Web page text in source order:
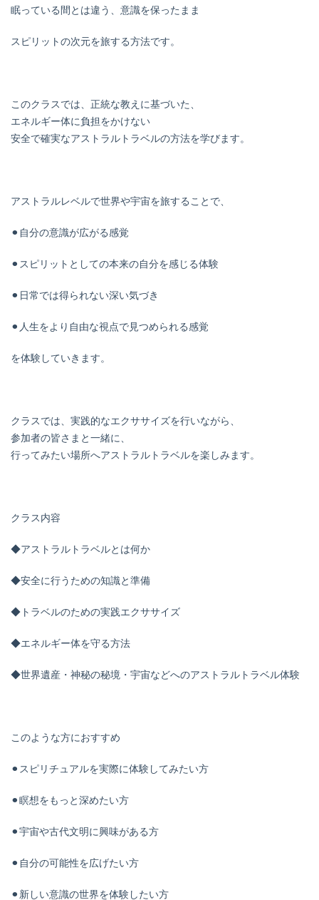
眠っている間とは違う、意識を保ったまま
スピリットの次元を旅する方法です。
このクラスでは、正統な教えに基づいた、
エネルギー体に負担をかけない
安全で確実なアストラルトラベルの方法を学びます。
アストラルレベルで世界や宇宙を旅することで、
⚫︎自分の意識が広がる感覚
⚫︎スピリットとしての本来の自分を感じる体験
⚫︎日常では得られない深い気づき
⚫︎人生をより自由な視点で見つめられる感覚
を体験していきます。
クラスでは、実践的なエクササイズを行いながら、
参加者の皆さまと一緒に、
行ってみたい場所へアストラルトラベルを楽しみます。
クラス内容
◆アストラルトラベルとは何か
◆安全に行うための知識と準備
◆トラベルのための実践エクササイズ
◆エネルギー体を守る方法
◆世界遺産・神秘の秘境・宇宙などへのアストラルトラベル体験
このような方におすすめ
⚫︎スピリチュアルを実際に体験してみたい方
⚫︎瞑想をもっと深めたい方
⚫︎宇宙や古代文明に興味がある方
⚫︎自分の可能性を広げたい方
⚫︎新しい意識の世界を体験したい方